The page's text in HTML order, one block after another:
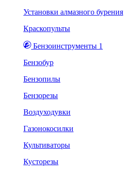
Установки алмазного бурения
Краскопульты
Бензоинструменты 1
Бензобур
Бензопилы
Бензорезы
Воздуходувки
Газонокосилки
Культиваторы
Кусторезы